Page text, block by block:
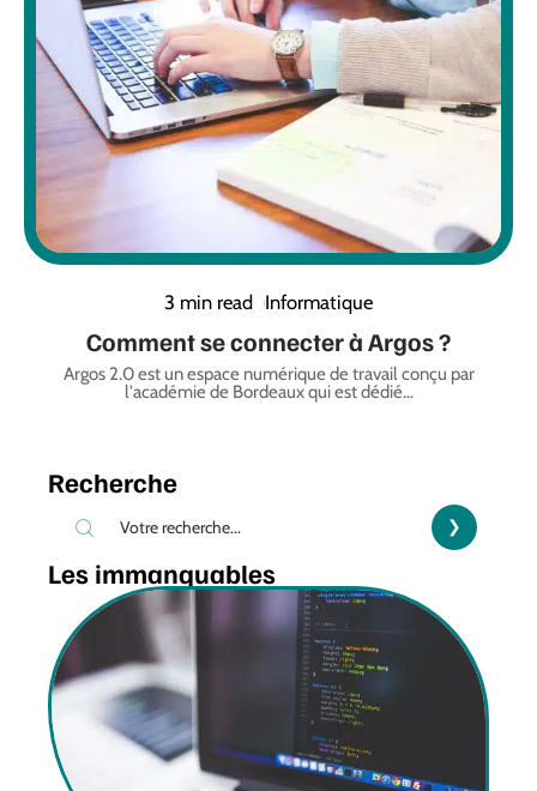
3 min read Informatique
Comment se connecter à Argos ?
Argos 2.0 est un espace numérique de travail conçu par
l'académie de Bordeaux qui est dédié…
Recherche
Les immanquables